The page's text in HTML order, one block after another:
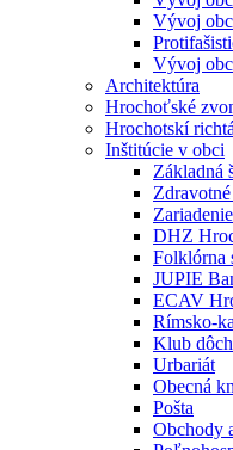
Vývoj
Vývoj
Architektúra
Hrochoťské
Hrochotskí
Inštitúcie v obci
Základná
DHZ
Folklórna
JUPIE
ECAV
Rímsko-
Klub
Urbariát
Obecná
Pošta
Obchody